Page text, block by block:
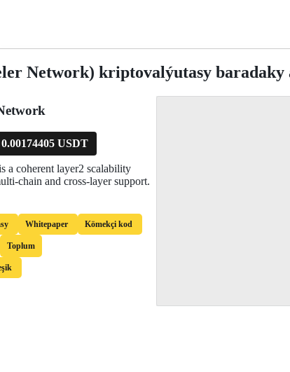
Network) kriptovalýutasy
0.00174405 USDT
a coherent layer2 scalability
chain and cross-layer support.
Whitepaper Kömekçi kod
Toplum